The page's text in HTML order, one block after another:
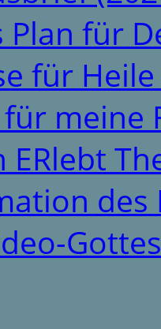
Plan für
für
meine
ERlebt
des